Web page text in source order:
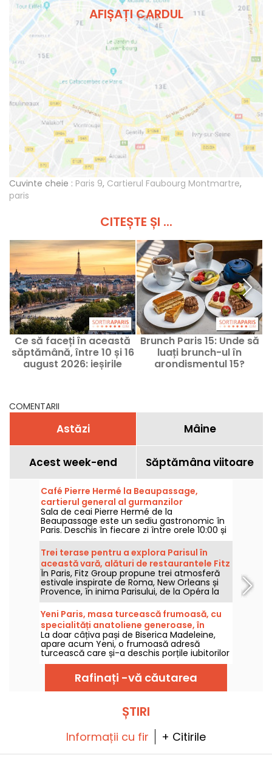
AFIȘAȚI CARDUL
Cuvinte cheie : Paris 9, Cartierul Faubourg Montmartre,
paris
CITEȘTE ȘI ...
Ce să faceți în această
săptămână, între 10 și 16
august 2026: ieșirile
Brunch Paris 15: Unde să
luați brunch-ul în
arondismentul 15?
COMENTARII
Astăzi Mâine
Acest week-end Săptămâna viitoare
Café Pierre Hermé la Beaupassage,
cartierul general al gurmanzilor
Sala de ceai Pierre Hermé de la
Beaupassage este un sediu gastronomic în
Paris. Deschis în fiecare zi între orele 10:00 și
20:00, acest loc este o necesitate pentru
iubitorii de patiserie. Pentru prânz, ceai sau
chiar brunch, Pierre Hermé oferă o gamă
largă de bunătăți dulci și sărate.
Trei terase pentru a explora Parisul în
această vară, alături de restaurantele Fitz
Group
În Paris, Fitz Group propune trei atmosferă
estivale inspirate de Roma, New Orleans și
Provence, în inima Parisului, de la Opéra la
Turnul Eiffel. Fiecare adresă, grație terasei
sale, oferă o oprire în adevăratul sens al
cuvântului, fără a părăsi capitala.
Yeni Paris, masa turcească frumoasă, cu
specialități anatoliene generoase, în
cartierul Madeleine
La doar câțiva pași de Biserica Madeleine,
apare acum Yeni, o frumoasă adresă
turcească care și-a deschis porțile iubitorilor
acestei bucătării pline de soare și de arome
încă de la sfârșitul lui 2025. O masă
prietenoasă, perfectă pentru un aperitiv în
jurul meze-urilor seara, unde ospitalitatea
Rafinați -vă căutarea
ȘTIRI
Informații cu fir + Citirile